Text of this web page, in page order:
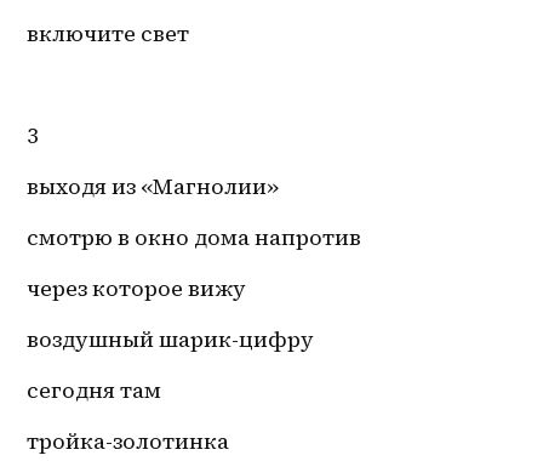
включите свет
3
выходя из «Магнолии»
смотрю в окно дома напротив
через которое вижу
воздушный шарик-цифру
сегодня там
тройка-золотинка